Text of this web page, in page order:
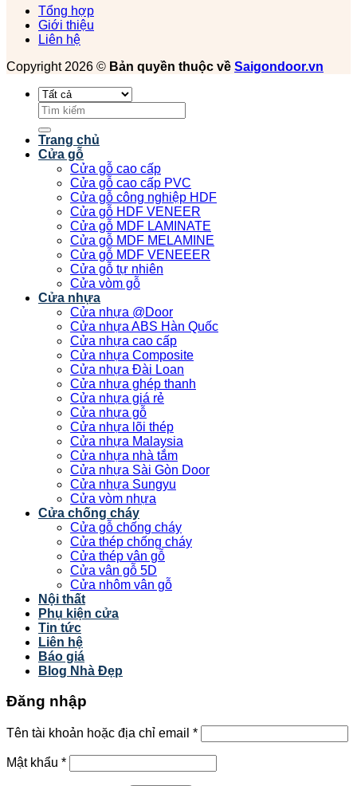
Tổng hợp
Giới thiệu
Liên hệ
Copyright 2026 © Bản quyền thuộc về Saigondoor.vn
Tìm
kiếm:
Trang chủ
Cửa gỗ
Cửa gỗ cao cấp
Cửa gỗ cao cấp PVC
Cửa gỗ công nghiệp HDF
Cửa gỗ HDF VENEER
Cửa gỗ MDF LAMINATE
Cửa gỗ MDF MELAMINE
Cửa gỗ MDF VENEEER
Cửa gỗ tự nhiên
Cửa vòm gỗ
Cửa nhựa
Cửa nhựa @Door
Cửa nhựa ABS Hàn Quốc
Cửa nhựa cao cấp
Cửa nhựa Composite
Cửa nhựa Đài Loan
Cửa nhựa ghép thanh
Cửa nhựa giá rẻ
Cửa nhựa gỗ
Cửa nhựa lõi thép
Cửa nhựa Malaysia
Cửa nhựa nhà tắm
Cửa nhựa Sài Gòn Door
Cửa nhựa Sungyu
Cửa vòm nhựa
Cửa chống cháy
Cửa gỗ chống cháy
Cửa thép chống cháy
Cửa thép vân gỗ
Cửa vân gỗ 5D
Cửa nhôm vân gỗ
Nội thất
Phụ kiện cửa
Tin tức
Liên hệ
Báo giá
Blog Nhà Đẹp
Đăng nhập
Tên tài khoản hoặc địa chỉ email *
Mật khẩu *